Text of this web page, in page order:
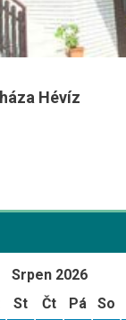
Hévíz
Srpen 2026
St Čt Pá So